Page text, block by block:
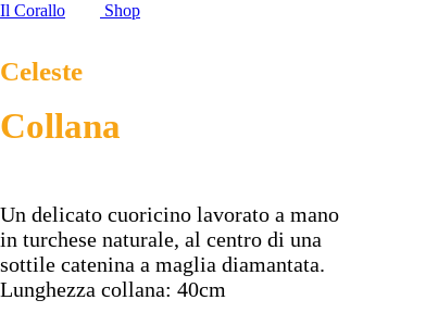
Il Corallo Shop
Celeste
Collana
Un delicato cuoricino lavorato a mano
in turchese naturale, al centro di una
sottile catenina a maglia diamantata.
Lunghezza collana: 40cm